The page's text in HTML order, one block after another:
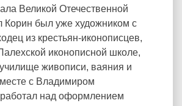
Великой Отечественной
Корин был уже художником с
из крестьян-иконописцев,
иконописной школе,
живописи, ваяния и
с Владимиром
над оформлением